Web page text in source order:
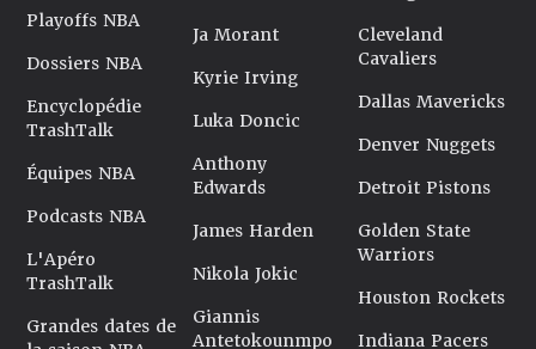
Playoffs NBA
Dossiers NBA
Encyclopédie
TrashTalk
Équipes NBA
Podcasts NBA
L'Apéro
TrashTalk
Grandes dates de
Ja Morant
Kyrie Irving
Luka Doncic
Anthony
Edwards
James Harden
Nikola Jokic
Giannis
Antetokounmpo
Cleveland
Cavaliers
Dallas Mavericks
Denver Nuggets
Detroit Pistons
Golden State
Warriors
Houston Rockets
Indiana Pacers